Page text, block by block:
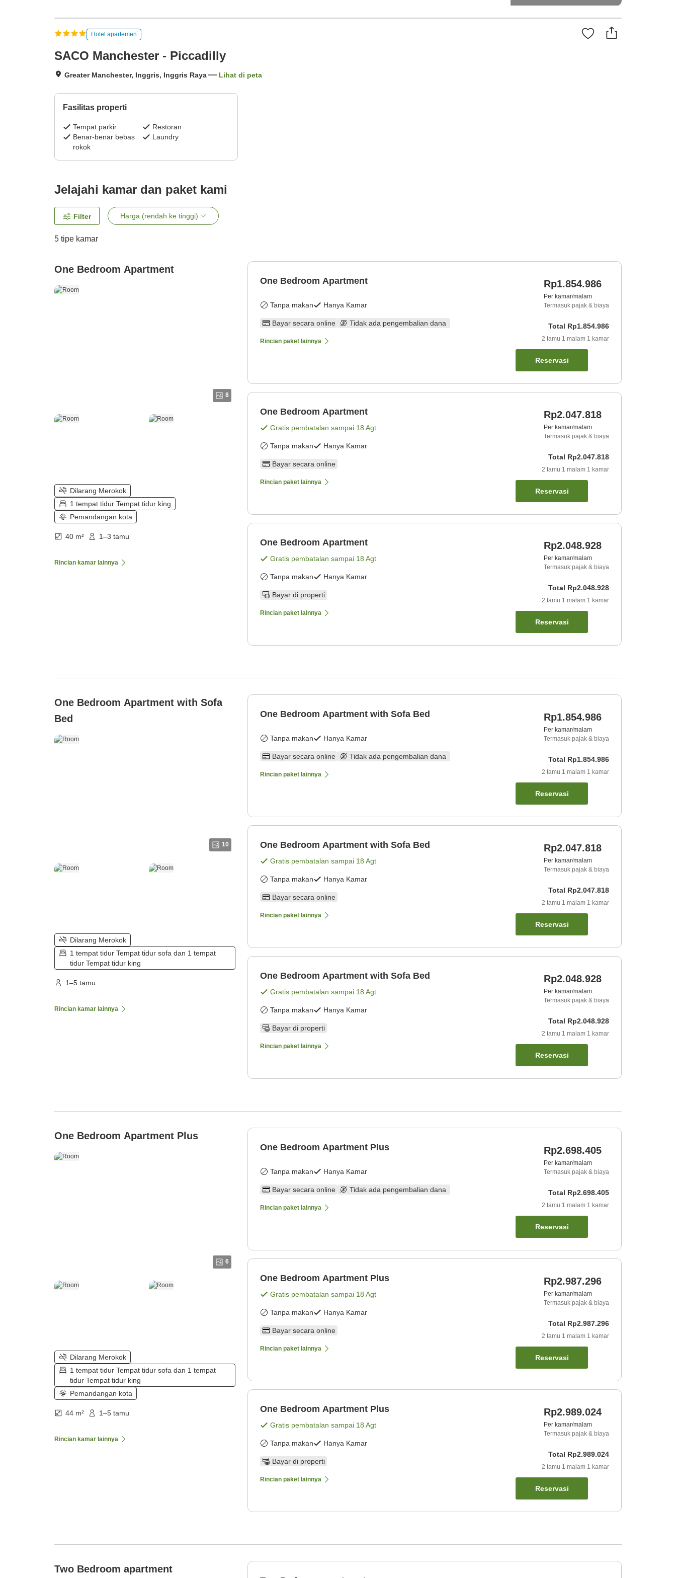
Hotel apartemen
SACO Manchester - Piccadilly
Greater Manchester, Inggris, Inggris Raya Lihat di peta
Fasilitas properti
Tempat parkir
Restoran
Benar-benar bebas
rokok
Laundry
Jelajahi kamar dan paket kami
Filter Harga (rendah ke tinggi)
5 tipe kamar
One Bedroom Apartment
8
Dilarang Merokok
1 tempat tidur Tempat tidur king
Pemandangan kota
40 m² 1–3 tamu
Rincian kamar lainnya
One Bedroom Apartment
Tanpa makan Hanya Kamar
Bayar secara online Tidak ada pengembalian dana
Rincian paket lainnya
Rp1.854.986
Per kamar/malam
Termasuk pajak & biaya
Total Rp1.854.986
2 tamu 1 malam 1 kamar
Reservasi
One Bedroom Apartment
Gratis pembatalan sampai 18 Agt
Tanpa makan Hanya Kamar
Bayar secara online
Rincian paket lainnya
Rp2.047.818
Per kamar/malam
Termasuk pajak & biaya
Total Rp2.047.818
2 tamu 1 malam 1 kamar
Reservasi
One Bedroom Apartment
Gratis pembatalan sampai 18 Agt
Tanpa makan Hanya Kamar
Bayar di properti
Rincian paket lainnya
Rp2.048.928
Per kamar/malam
Termasuk pajak & biaya
Total Rp2.048.928
2 tamu 1 malam 1 kamar
Reservasi
One Bedroom Apartment with Sofa
Bed
10
Dilarang Merokok
1 tempat tidur Tempat tidur sofa dan 1 tempat
tidur Tempat tidur king
1–5 tamu
Rincian kamar lainnya
One Bedroom Apartment with Sofa Bed
Tanpa makan Hanya Kamar
Bayar secara online Tidak ada pengembalian dana
Rincian paket lainnya
Rp1.854.986
Per kamar/malam
Termasuk pajak & biaya
Total Rp1.854.986
2 tamu 1 malam 1 kamar
Reservasi
One Bedroom Apartment with Sofa Bed
Gratis pembatalan sampai 18 Agt
Tanpa makan Hanya Kamar
Bayar secara online
Rincian paket lainnya
Rp2.047.818
Per kamar/malam
Termasuk pajak & biaya
Total Rp2.047.818
2 tamu 1 malam 1 kamar
Reservasi
One Bedroom Apartment with Sofa Bed
Gratis pembatalan sampai 18 Agt
Tanpa makan Hanya Kamar
Bayar di properti
Rincian paket lainnya
Rp2.048.928
Per kamar/malam
Termasuk pajak & biaya
Total Rp2.048.928
2 tamu 1 malam 1 kamar
Reservasi
One Bedroom Apartment Plus
6
Dilarang Merokok
1 tempat tidur Tempat tidur sofa dan 1 tempat
tidur Tempat tidur king
Pemandangan kota
44 m² 1–5 tamu
Rincian kamar lainnya
One Bedroom Apartment Plus
Tanpa makan Hanya Kamar
Bayar secara online Tidak ada pengembalian dana
Rincian paket lainnya
Rp2.698.405
Per kamar/malam
Termasuk pajak & biaya
Total Rp2.698.405
2 tamu 1 malam 1 kamar
Reservasi
One Bedroom Apartment Plus
Gratis pembatalan sampai 18 Agt
Tanpa makan Hanya Kamar
Bayar secara online
Rincian paket lainnya
Rp2.987.296
Per kamar/malam
Termasuk pajak & biaya
Total Rp2.987.296
2 tamu 1 malam 1 kamar
Reservasi
One Bedroom Apartment Plus
Gratis pembatalan sampai 18 Agt
Tanpa makan Hanya Kamar
Bayar di properti
Rincian paket lainnya
Rp2.989.024
Per kamar/malam
Termasuk pajak & biaya
Total Rp2.989.024
2 tamu 1 malam 1 kamar
Reservasi
Two Bedroom apartment